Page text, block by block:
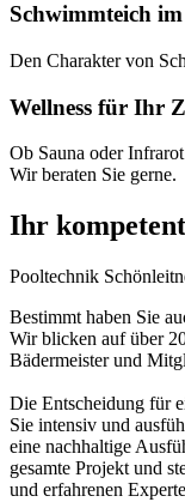
Schwimmteich
Den Charakter von
Wellness für Ihr
Ob Sauna oder
Wir beraten Sie gerne.
Ihr
Pooltechnik
Bestimmt haben Sie
Wir blicken auf über
Bädermeister und
Die Entscheidung für
Sie intensiv und
eine nachhaltige
gesamte Projekt und
und erfahrenen